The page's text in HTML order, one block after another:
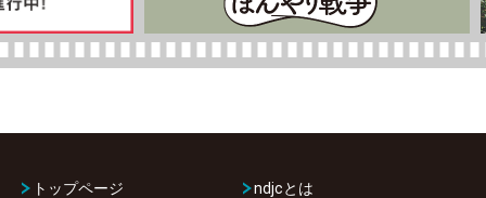
トップページ ndjcとは